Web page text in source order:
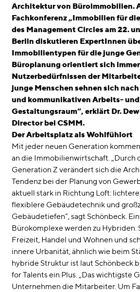
Impressum
Architektur von Büroimmobilien.
Fachkonferenz „Immobilien für
des Management Circles am 22.
Berlin diskutieren ExpertInnen
Immobilientypen für die junge
Büroplanung orientiert sich immer
Nutzerbedürfnissen der
junge Menschen sehnen sich
und kommunikativen Arbeits- und
Gestaltungsraum“, erklärt Dr.
Director bei CSMM.
Der Arbeitsplatz als Wohlfühlort
Mit jeder neuen Generation
an die Immobilienwirtschaft. „Durch
Generation Z verändert sich die
Tendenz bei der Planung von
aktuell stark in Richtung Loft:
flexiblere Gebäudetechnik und
Gebäudetiefen“, sagt Schönbeck.
Bürokomplexe werden zu Hybriden.
Freizeit, Handel und Wohnen und
innere Urbanität, ähnlich wie beim
hybride Struktur ist laut Schönbeck
for Talents ein Plus. „Das wichtigste
Unternehmen die Mitarbeiter. Um